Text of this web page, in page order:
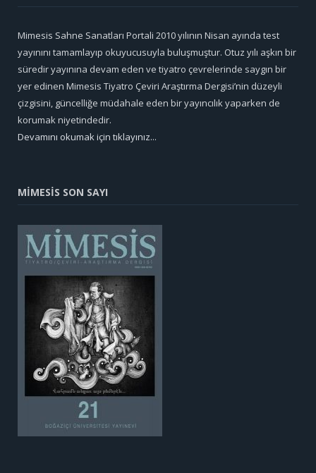
Mimesis Sahne Sanatları Portali 2010 yılının Nisan ayında test
yayınını tamamlayıp okuyucusuyla buluşmuştur. Otuz yılı aşkın bir
süredir yayınına devam eden ve tiyatro çevrelerinde saygın bir
yer edinen Mimesis Tiyatro Çeviri Araştırma Dergisi’nin düzeyli
çizgisini, güncelliğe müdahale eden bir yayıncılık yaparken de
korumak niyetindedir.
Devamını okumak için tıklayınız...
MİMESİS SON SAYI